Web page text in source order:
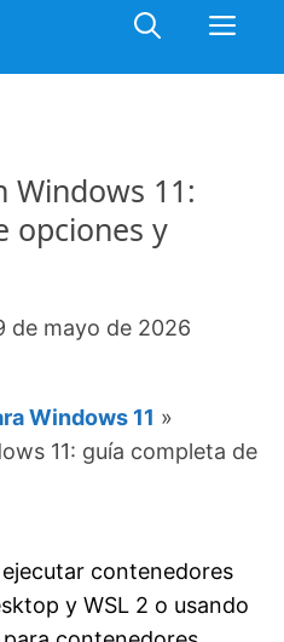
Windows 11:
opciones y
de mayo de 2026
Windows 11 »
11: guía completa de
contenedores
y WSL 2 o usando